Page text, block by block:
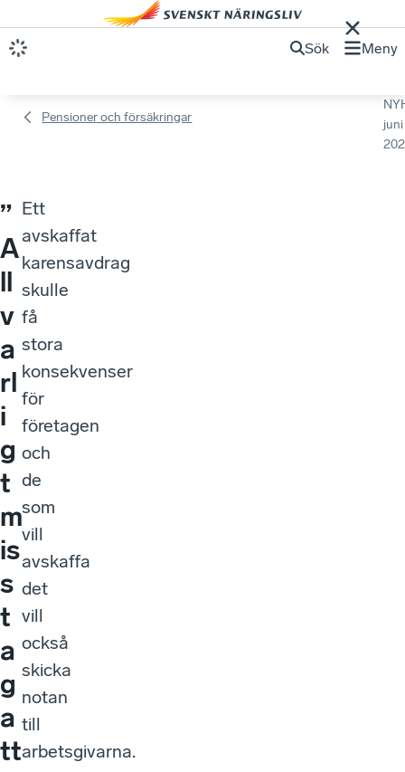
Sök Meny
Pensioner och försäkringar
juni
”
A
ll
v
a
rl
i
g
t
m
is
s
t
a
g
a
tt
Ett
avskaffat
karensavdrag
skulle
få
stora
konsekvenser
för
företagen
och
de
som
vill
avskaffa
det
vill
också
skicka
notan
till
arbetsgivarna.